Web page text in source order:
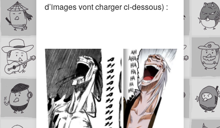
d’images vont charger ci-dessous) :